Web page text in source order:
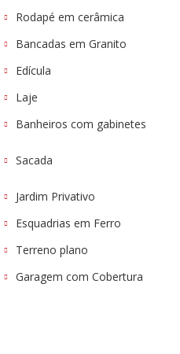
Rodapé em cerâmica
Bancadas em Granito
Edícula
Laje
Banheiros com gabinetes
Sacada
Jardim Privativo
Esquadrias em Ferro
Terreno plano
Garagem com Cobertura